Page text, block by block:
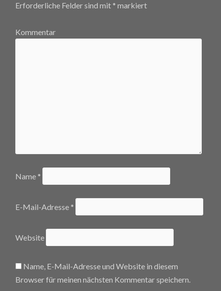
Erforderliche Felder sind mit * markiert
Kommentar
Name *
E-Mail-Adresse *
Website
Name, E-Mail-Adresse und Website in diesem
Browser für meinen nächsten Kommentar speichern.